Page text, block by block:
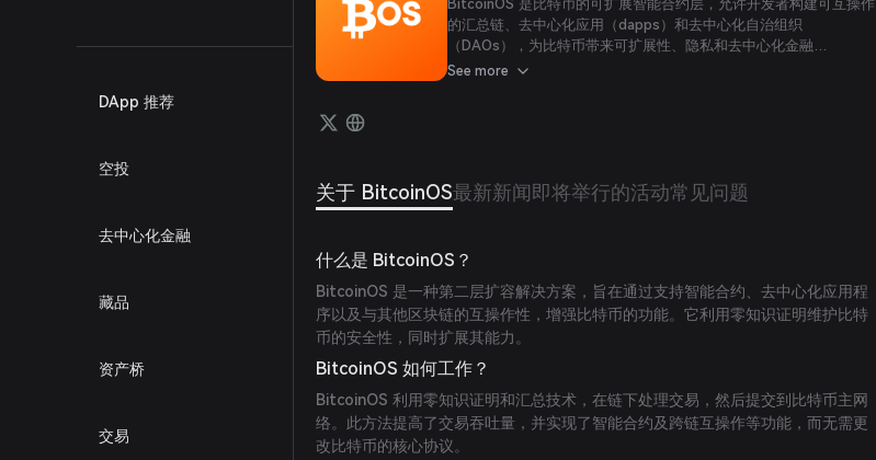
Español (Argentina)DApp 推荐
空投
去中心化金融
藏品
资产桥
交易
BitcoinOS 是比特币的可扩展智能合约层，允许开发者构建可互操作
的汇总链、去中心化应用（dapps）和去中心化自治组织
（DAOs），为比特币带来可扩展性、隐私和去中心化金融
（DeFi）。BitcoinOS 是比特币超级链：由比特币保障安全的可互操
See more
关于 BitcoinOS最新新闻即将举行的活动常见问题
什么是 BitcoinOS？
BitcoinOS 是一种第二层扩容解决方案，旨在通过支持智能合约、去中心化应用程
序以及与其他区块链的互操作性，增强比特币的功能。它利用零知识证明维护比特
币的安全性，同时扩展其能力。
BitcoinOS 如何工作？
BitcoinOS 利用零知识证明和汇总技术，在链下处理交易，然后提交到比特币主网
络。此方法提高了交易吞吐量，并实现了智能合约及跨链互操作等功能，而无需更
改比特币的核心协议。